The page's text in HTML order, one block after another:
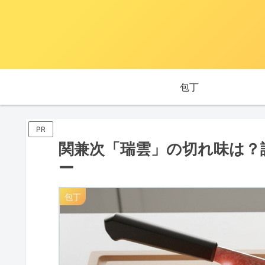
包丁
PR
関兼次「瑞雲」の切れ味は
ー
包丁